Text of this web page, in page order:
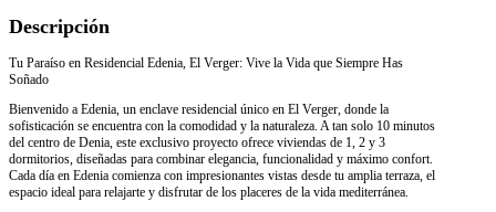
Descripción
Tu Paraíso en Residencial Edenia, El Verger: Vive la Vida que Siempre Has
Soñado
Bienvenido a Edenia, un enclave residencial único en El Verger, donde la
sofisticación se encuentra con la comodidad y la naturaleza. A tan solo 10 minutos
del centro de Denia, este exclusivo proyecto ofrece viviendas de 1, 2 y 3
dormitorios, diseñadas para combinar elegancia, funcionalidad y máximo confort.
Cada día en Edenia comienza con impresionantes vistas desde tu amplia terraza, el
espacio ideal para relajarte y disfrutar de los placeres de la vida mediterránea.